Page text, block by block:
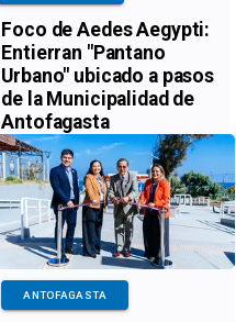
Foco de Aedes Aegypti:
Entierran "Pantano
Urbano" ubicado a pasos
de la Municipalidad de
Antofagasta
ANTOFAGASTA